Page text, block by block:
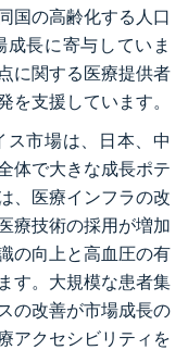
国の高齢化する人口
長に寄与していま
に関する医療提供者
を支援しています。
市場は、日本、中
体で大きな成長ポテ
、医療インフラの改
療技術の採用が増加
の向上と高血圧の有
す。大規模な患者集
の改善が市場成長の
アクセシビリティを